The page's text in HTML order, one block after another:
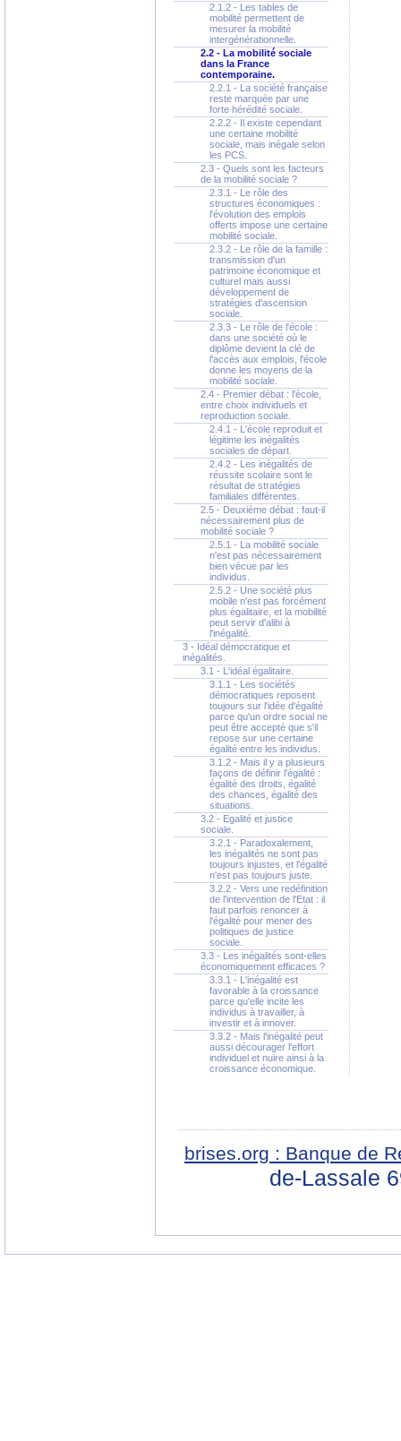
2.1.2 - Les tables de
mobilité permettent de
mesurer la mobilité
intergénérationnelle.
2.2 - La mobilité sociale
dans la France
contemporaine.
2.2.1 - La société française
reste marquée par une
forte hérédité sociale.
2.2.2 - Il existe cependant
une certaine mobilité
sociale, mais inégale selon
les PCS.
2.3 - Quels sont les facteurs
de la mobilité sociale ?
2.3.1 - Le rôle des
structures économiques :
l'évolution des emplois
offerts impose une certaine
mobilité sociale.
2.3.2 - Le rôle de la famille :
transmission d'un
patrimoine économique et
culturel mais aussi
développement de
stratégies d'ascension
sociale.
2.3.3 - Le rôle de l'école :
dans une société où le
diplôme devient la clé de
l'accès aux emplois, l'école
donne les moyens de la
mobilité sociale.
2.4 - Premier débat : l'école,
entre choix individuels et
reproduction sociale.
2.4.1 - L'école reproduit et
légitime les inégalités
sociales de départ.
2.4.2 - Les inégalités de
réussite scolaire sont le
résultat de stratégies
familiales différentes.
2.5 - Deuxième débat : faut-il
nécessairement plus de
mobilité sociale ?
2.5.1 - La mobilité sociale
n'est pas nécessairement
bien vécue par les
individus.
2.5.2 - Une société plus
mobile n'est pas forcément
plus égalitaire, et la mobilité
peut servir d'alibi à
l'inégalité.
3 - Idéal démocratique et
inégalités.
3.1 - L'idéal égalitaire.
3.1.1 - Les sociétés
démocratiques reposent
toujours sur l'idée d'égalité
parce qu'un ordre social ne
peut être accepté que s'il
repose sur une certaine
égalité entre les individus.
3.1.2 - Mais il y a plusieurs
façons de définir l'égalité :
égalité des droits, égalité
des chances, égalité des
situations.
3.2 - Egalité et justice
sociale.
3.2.1 - Paradoxalement,
les inégalités ne sont pas
toujours injustes, et l'égalité
n'est pas toujours juste.
3.2.2 - Vers une redéfinition
de l'intervention de l'Etat : il
faut parfois renoncer à
l'égalité pour mener des
politiques de justice
sociale.
3.3 - Les inégalités sont-elles
économiquement efficaces ?
3.3.1 - L'inégalité est
favorable à la croissance
parce qu'elle incite les
individus à travailler, à
investir et à innover.
3.3.2 - Mais l'inégalité peut
aussi décourager l'effort
individuel et nuire ainsi à la
croissance économique.
brises.org : Banque de
de-Lassale